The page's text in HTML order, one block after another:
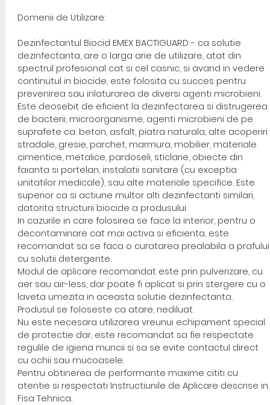
Domenii de Utilizare:
Dezinfectantul Biocid EMEX BACTIGUARD - ca solutie
dezinfectanta, are o larga arie de utilizare, atat din
spectrul profesional cat si cel casnic, si avand in vedere
continutul in biocide, este folosita cu succes pentru
prevenirea sau inlaturarea de diversi agenti microbieni.
Este deosebit de eficient la dezinfectarea si distrugerea
de bacterii, microorganisme, agenti microbieni de pe
suprafete ca: beton, asfalt, piatra naturala, alte acoperiri
stradale, gresie, parchet, marmura, mobilier, materiale
cimentice, metalice, pardoseli, sticlarie, obiecte din
faianta si portelan, instalatii sanitare (cu exceptia
unitatilor medicale), sau alte materiale specifice. Este
superior ca si actiune multor alti dezinfectanti similari,
datorita structurii biocide a produsului.
In cazurile in care folosirea se face la interior, pentru o
decontaminare cat mai activa si eficienta, este
recomandat sa se faca o curatarea prealabila a prafului
cu solutii detergente.
Modul de aplicare recomandat este prin pulverizare, cu
aer sau air-less, dar poate fi aplicat si prin stergere cu o
laveta umezita in aceasta solutie dezinfectanta.
Produsul se foloseste ca atare, nediluat.
Nu este necesara utilizarea vreunui echipament special
de protectie dar, este recomandat sa fie respectate
regulile de igiena muncii si sa se evite contactul direct
cu ochii sau mucoasele.
Pentru obtinerea de performante maxime cititi cu
atentie si respectati Instructiunile de Aplicare descrise in
Fisa Tehnica.